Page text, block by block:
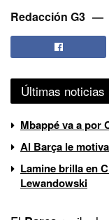
Redacción G3
Últimas noticias
Mbappé va a por
Al Barça le
Lamine brilla en
Lewandowski